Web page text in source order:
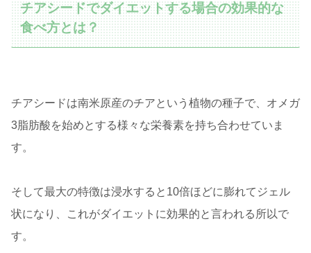
チアシードでダイエットする場合の効果的な
食べ方とは？
チアシードは南米原産のチアという植物の種子で、オメガ
3脂肪酸を始めとする様々な栄養素を持ち合わせていま
す。
そして最大の特徴は浸水すると10倍ほどに膨れてジェル
状になり、これがダイエットに効果的と言われる所以で
す。